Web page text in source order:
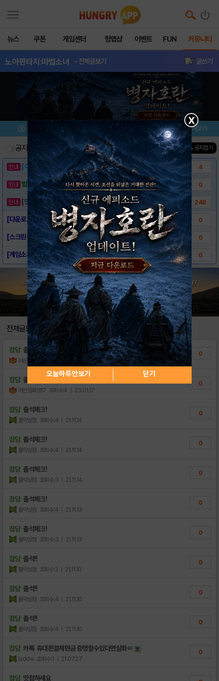
뉴스 쿠폰 게임센터 헝앱샵 이벤트 FUN 커뮤니티
노아판타지:마법소녀 - 전체글보기 글쓰기
이벤트/미션 설치/평가 즐겨찾기
공지사항 진행중인 이벤트0건 ▲ 공지접기
[이벤트] 웃음으로 매일매일 해피! 유머 게시.. 4
밥알이의 헝앱통신 ⑲ “밥알이, 드디어 멀티를.. 0
[안내] 헝그리앱 필수 상식! 밥알 획득 안내.. 248
[다운로드 링크] 노아판타지:마법소녀P.E.T.. 0
[스크린샷] 노아판타지:마법소녀P.E.T.S! 0
[게임소개] 노아판타지:마법소녀P.E.T.S! 0
전체글보기
잡담 출석ㅋ
여신임화영♡ 조회수:4 | 23.01.17
0
잡담 출석ㅋ
여신임화영♡ 조회수:4 | 23.01.17
0
잡담 출석체크!
물약상점 조회수:4 | 21.11.14
0
잡담 출석체크!
물약상점 조회수:4 | 21.11.14
0
잡담 출석체크!
물약상점 조회수:3 | 21.11.14
0
잡담 출석체크!
물약상점 조회수:4 | 21.11.13
0
잡담 출석체크!
물약상점 조회수:3 | 21.11.13
0
잡담 출석!!
물약상점 조회수:2 | 21.11.10
0
잡담 출석!!
물약상점 조회수:4 | 21.11.10
0
잡담 출석!!
물약상점 조회수:4 | 21.11.10
0
잡담 카톡 휴대폰결제현금 증명할수있다면실화≡
laddw 조회수:1 | 21.07.27
0
잡담 맛점하세요
X
오늘하루 안보기 닫기